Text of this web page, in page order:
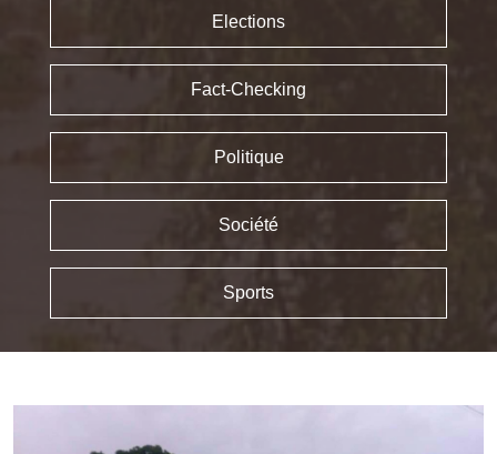
Elections
Fact-Checking
Politique
Société
Sports